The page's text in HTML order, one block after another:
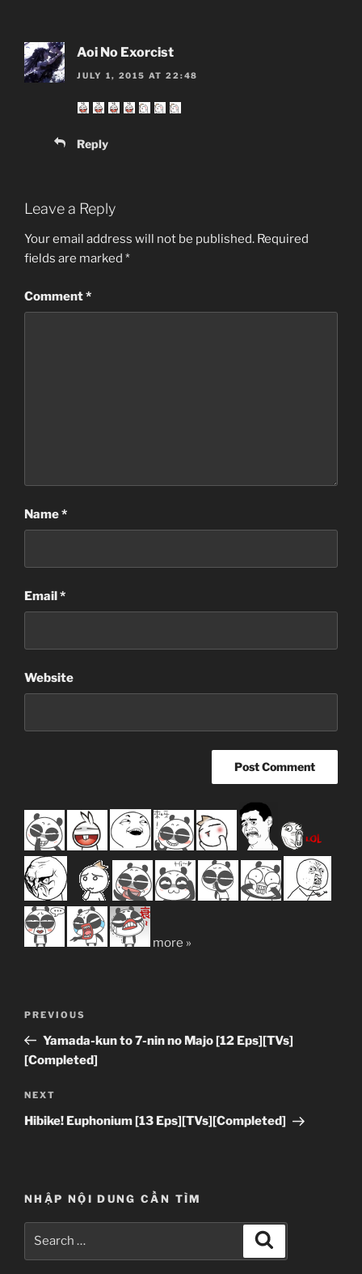
Aoi No Exorcist
JULY 1, 2015 AT 22:48
Reply
Leave a Reply
Your email address will not be published. Required
fields are marked *
Comment*
Name*
Email*
Website
more »
Previous
Post
PREVIOUS
Yamada-kun to 7-nin no Majo [12 Eps][TVs]
[Completed]
Next
Post
NEXT
Hibike! Euphonium [13 Eps][TVs][Completed]
NHẬP NỘI DUNG CẦN TÌM